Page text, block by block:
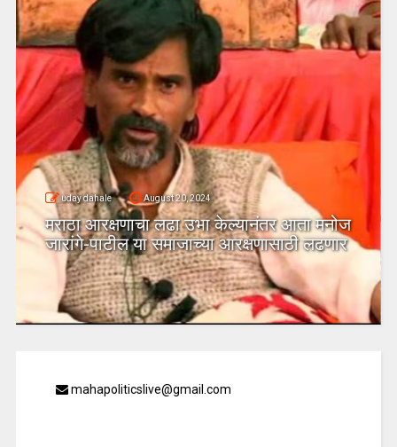
uday dahale August 20, 2024
मराठा आरक्षणाचा लढा उभा केल्यानंतर आता मनोज
जारांगे-पाटील या समाजाच्या आरक्षणासाठी लढणार
mahapoliticslive@gmail.com